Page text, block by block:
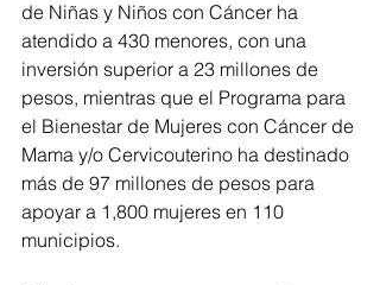
de Niñas y Niños con Cáncer ha
atendido a 430 menores, con una
inversión superior a 23 millones de
pesos, mientras que el Programa para
el Bienestar de Mujeres con Cáncer de
Mama y/o Cervicouterino ha destinado
más de 97 millones de pesos para
apoyar a 1,800 mujeres en 110
municipios.